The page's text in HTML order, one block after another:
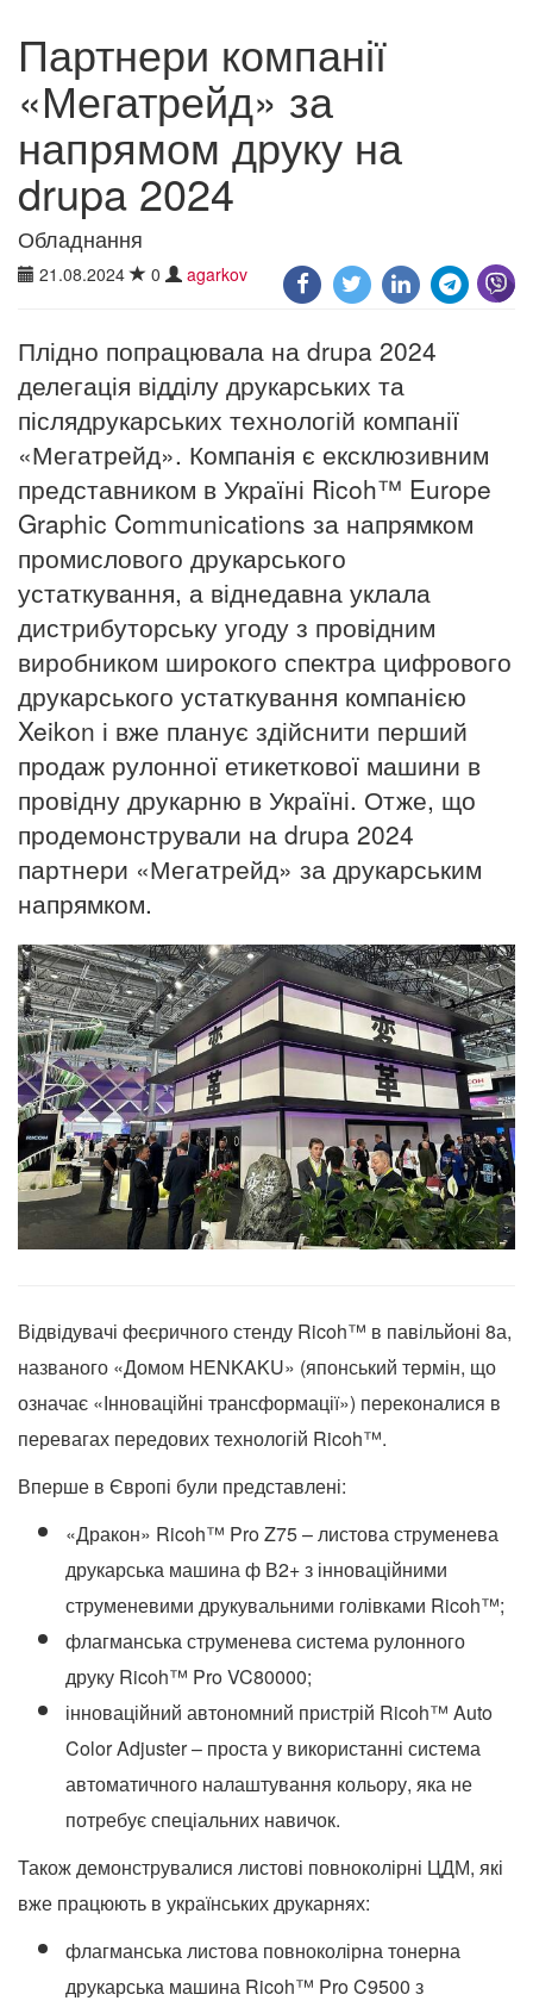
Партнери компанії
«Мегатрейд» за
напрямом друку на
drupa 2024
Обладнання
21.08.2024 0 agarkov
Плідно попрацювала на drupa 2024
делегація відділу друкарських та
післядрукарських технологій компанії
«Мегатрейд». Компанія є ексклюзивним
представником в Україні Ricoh™ Europe
Graphic Communications за напрямком
промислового друкарського
устаткування, а віднедавна уклала
дистрибуторську угоду з провідним
виробником широкого спектра цифрового
друкарського устаткування компанією
Xeikon і вже планує здійснити перший
продаж рулонної етикеткової машини в
провідну друкарню в Україні. Отже, що
продемонстрували на drupa 2024
партнери «Мегатрейд» за друкарським
напрямком.
Відвідувачі феєричного стенду Ricoh™ в павільйоні 8а,
названого «Домом HENKAKU» (японський термін, що
означає «Інноваційні трансформації») переконалися в
перевагах передових технологій Ricoh™.
Вперше в Європі були представлені:
«Дракон» Ricoh™ Pro Z75 – листова струменева
друкарська машина ф В2+ з інноваційними
струменевими друкувальними голівками Ricoh™;
флагманська струменева система рулонного
друку Ricoh™ Pro VC80000;
інноваційний автономний пристрій Ricoh™ Auto
Color Adjuster – проста у використанні система
автоматичного налаштування кольору, яка не
потребує спеціальних навичок.
Також демонструвалися листові повноколірні ЦДМ, які
вже працюють в українських друкарнях:
флагманська листова повноколірна тонерна
друкарська машина Ricoh™ Pro C9500 з